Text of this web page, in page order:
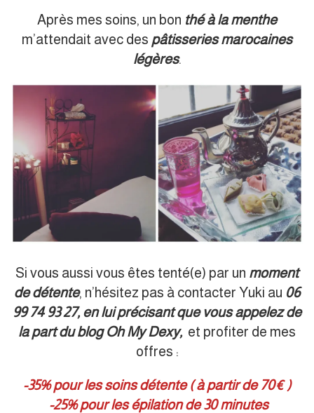
Après mes soins, un bon thé à la menthe
m’attendait avec des pâtisseries marocaines
légères.
Si vous aussi vous êtes tenté(e) par un moment
de détente, n’hésitez pas à contacter Yuki au 06
99 74 93 27, en lui précisant que vous appelez de
la part du blog Oh My Dexy, et profiter de mes
offres :
-35% pour les soins détente ( à partir de 70€ )
-25% pour les épilation de 30 minutes